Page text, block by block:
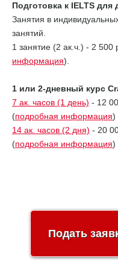
Подготовка к IELTS для
Занятия в
занятий.
1 занятие (2 ак.ч.) - 2 500
информация).
1 или 2-дневный курс
7 ак. часов (1 день) - 12
(подробная информация)
14 ак. часов (2 дня) - 20
(подробная информация)
Подать